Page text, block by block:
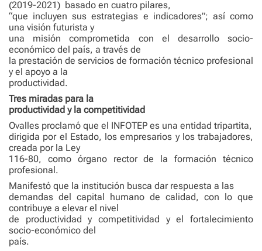
(2019-2021) basado en cuatro pilares,
“que incluyen sus estrategias e indicadores”; así como
una visión futurista y
una misión comprometida con el desarrollo socio-
económico del país, a través de
la prestación de servicios de formación técnico profesional
y el apoyo a la
productividad.
Tres miradas para la
productividad y la competitividad
Ovalles proclamó que el INFOTEP es una entidad tripartita,
dirigida por el Estado, los empresarios y los trabajadores,
creada por la Ley
116-80, como órgano rector de la formación técnico
profesional.
Manifestó que la institución busca dar respuesta a las
demandas del capital humano de calidad, con lo que
contribuye a elevar el nivel
de productividad y competitividad y el fortalecimiento
socio-económico del
país.